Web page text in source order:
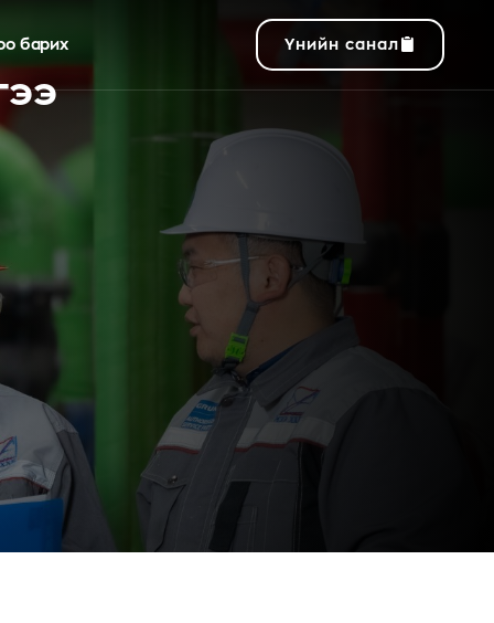
барих Үнийн санал